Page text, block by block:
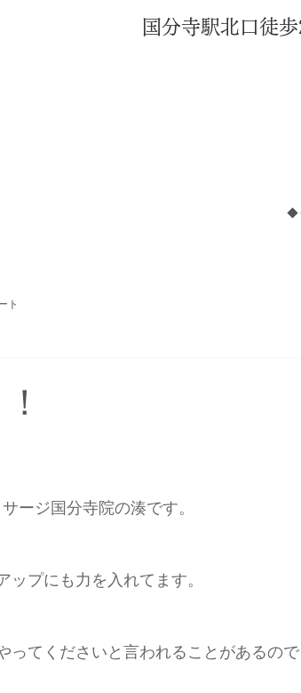
国分寺駅北口徒
ト
ージ国分寺院の湊です。
プにも力を入れてます。
ってくださいと言われることがあるの